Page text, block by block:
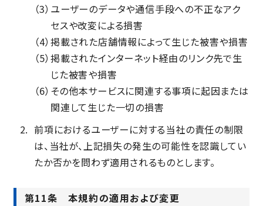
（3） ユーザーのデータや通信手段への不正なアク
セスや改変による損害
（4） 掲載された店舗情報によって生じた被害や損害
（5） 掲載されたインターネット経由のリンク先で生
じた被害や損害
（6） その他本サービスに関連する事項に起因または
関連して生じた一切の損害
前項におけるユーザーに対する当社の責任の制限
は、当社が、上記損失の発生の可能性を認識してい
たか否かを問わず適用されるものとします。
第11条 本規約の適用および変更